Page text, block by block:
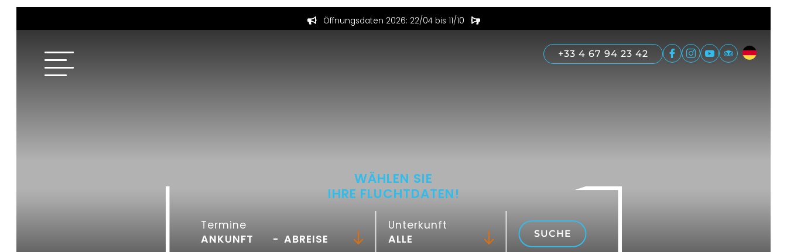
Öffnungsdaten 2026: 22/04 bis 11/10
+33 4 67 94 23 42
WÄHLEN SIE
IHRE FLUCHTDATEN!
Termine
-
Unterkunft
SUCHE